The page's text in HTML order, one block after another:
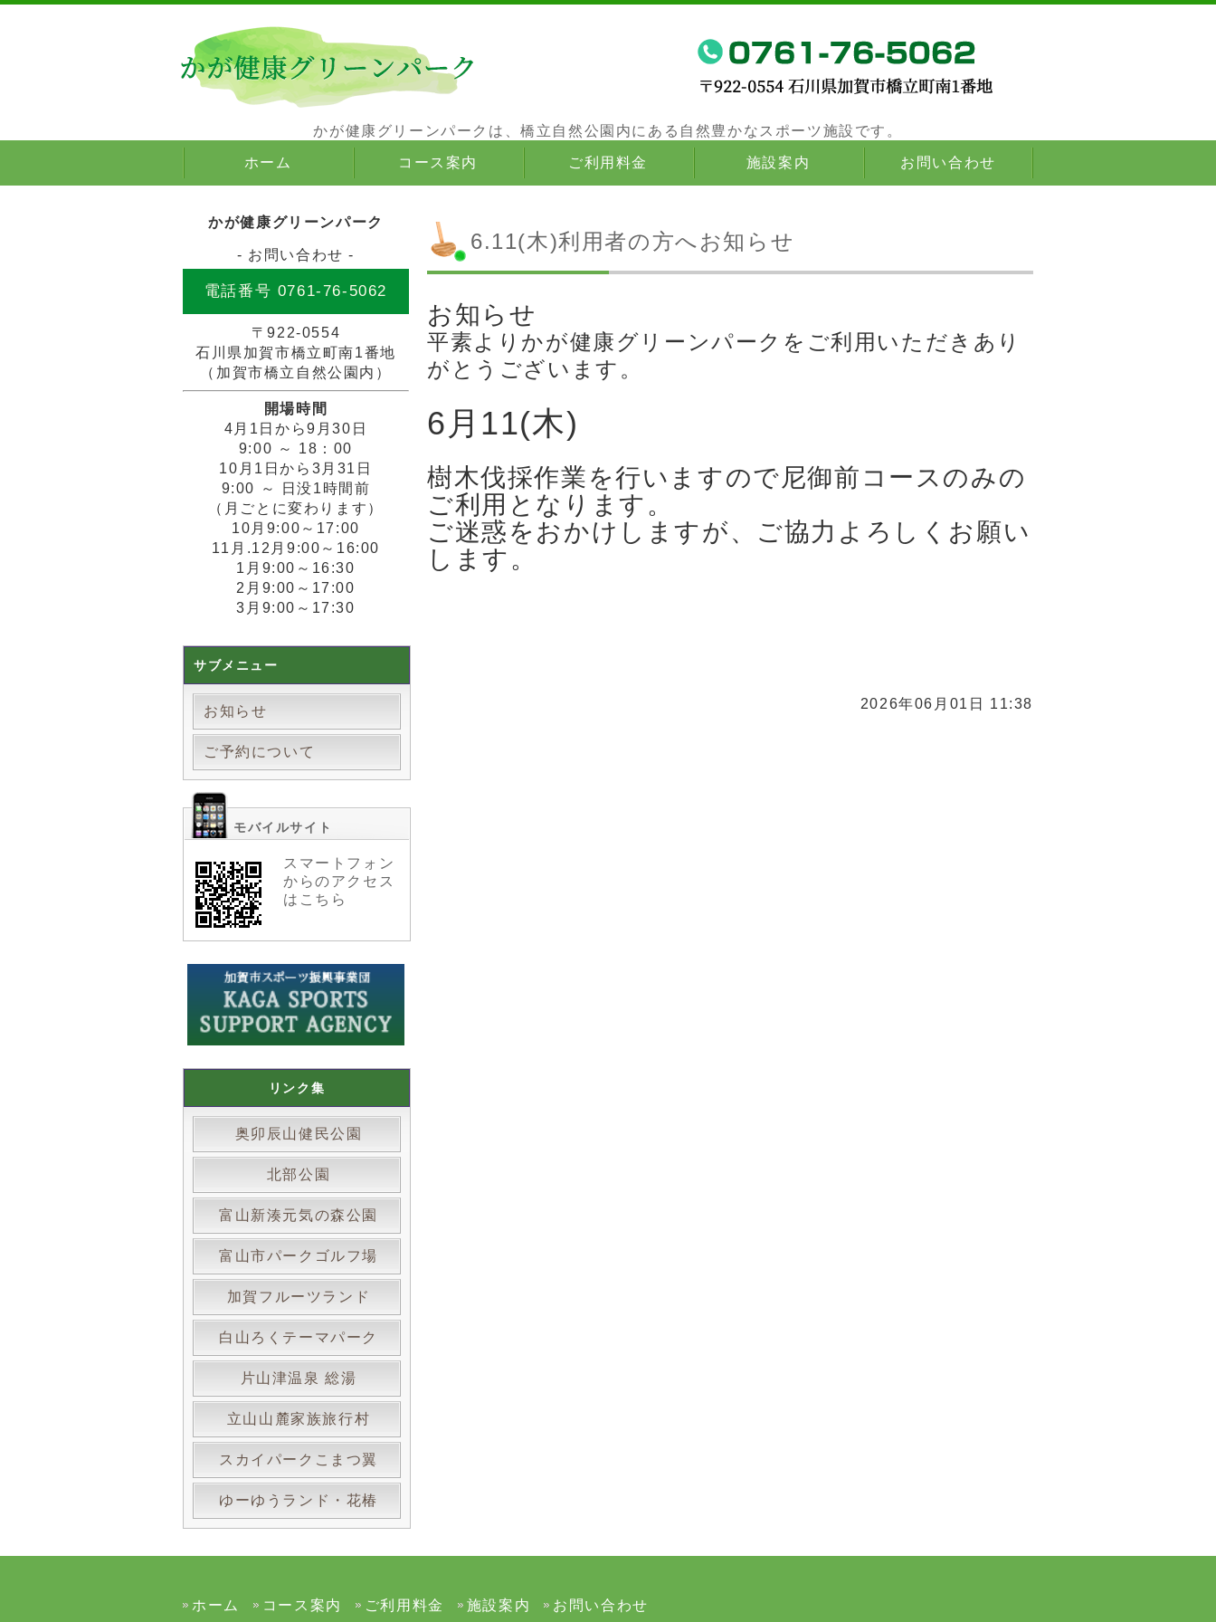
かが健康グリーンパークは、橋立自然公園内にある自然豊かなスポーツ施設です。
かが健康グリーンパークは、橋立自然公園内にある自然豊かなスポーツ施設です。
ホーム コース案内 ご利用料金 施設案内 お問い合わせ
6.11(木)利用者の方へお知らせ
お知らせ
平素よりかが健康グリーンパークをご利用いただきあり
がとうございます。
6月11(木)
樹木伐採作業を行いますので尼御前コースのみの
ご利用となります。
ご迷惑をおかけしますが、ご協力よろしくお願い
します。
2026年06月01日 11:38
かが健康グリーンパーク
- お問い合わせ -
電話番号 0761-76-5062
〒922-0554
石川県加賀市橋立町南1番地
（加賀市橋立自然公園内）
開場時間
4月1日から9月30日
9:00 ～ 18：00
10月1日から3月31日
9:00 ～ 日没1時間前
（月ごとに変わります）
10月9:00～17:00
11月.12月9:00～16:00
1月9:00～16:30
2月9:00～17:00
3月9:00～17:30
サブメニュー
お知らせ
ご予約について
モバイルサイト
スマートフォン
からのアクセス
はこちら
リンク集
奥卯辰山健民公園
北部公園
富山新湊元気の森公園
富山市パークゴルフ場
加賀フルーツランド
白山ろくテーマパーク
片山津温泉 総湯
立山山麓家族旅行村
スカイパークこまつ翼
ゆーゆうランド・花椿
ホーム コース案内 ご利用料金 施設案内 お問い合わせ